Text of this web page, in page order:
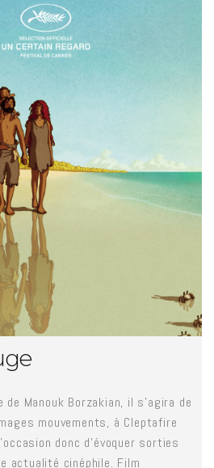
de Manouk Borzakian, il s’agira de
mouvements, à Cleptafire
donc d’évoquer sorties
actualité cinéphile. Film